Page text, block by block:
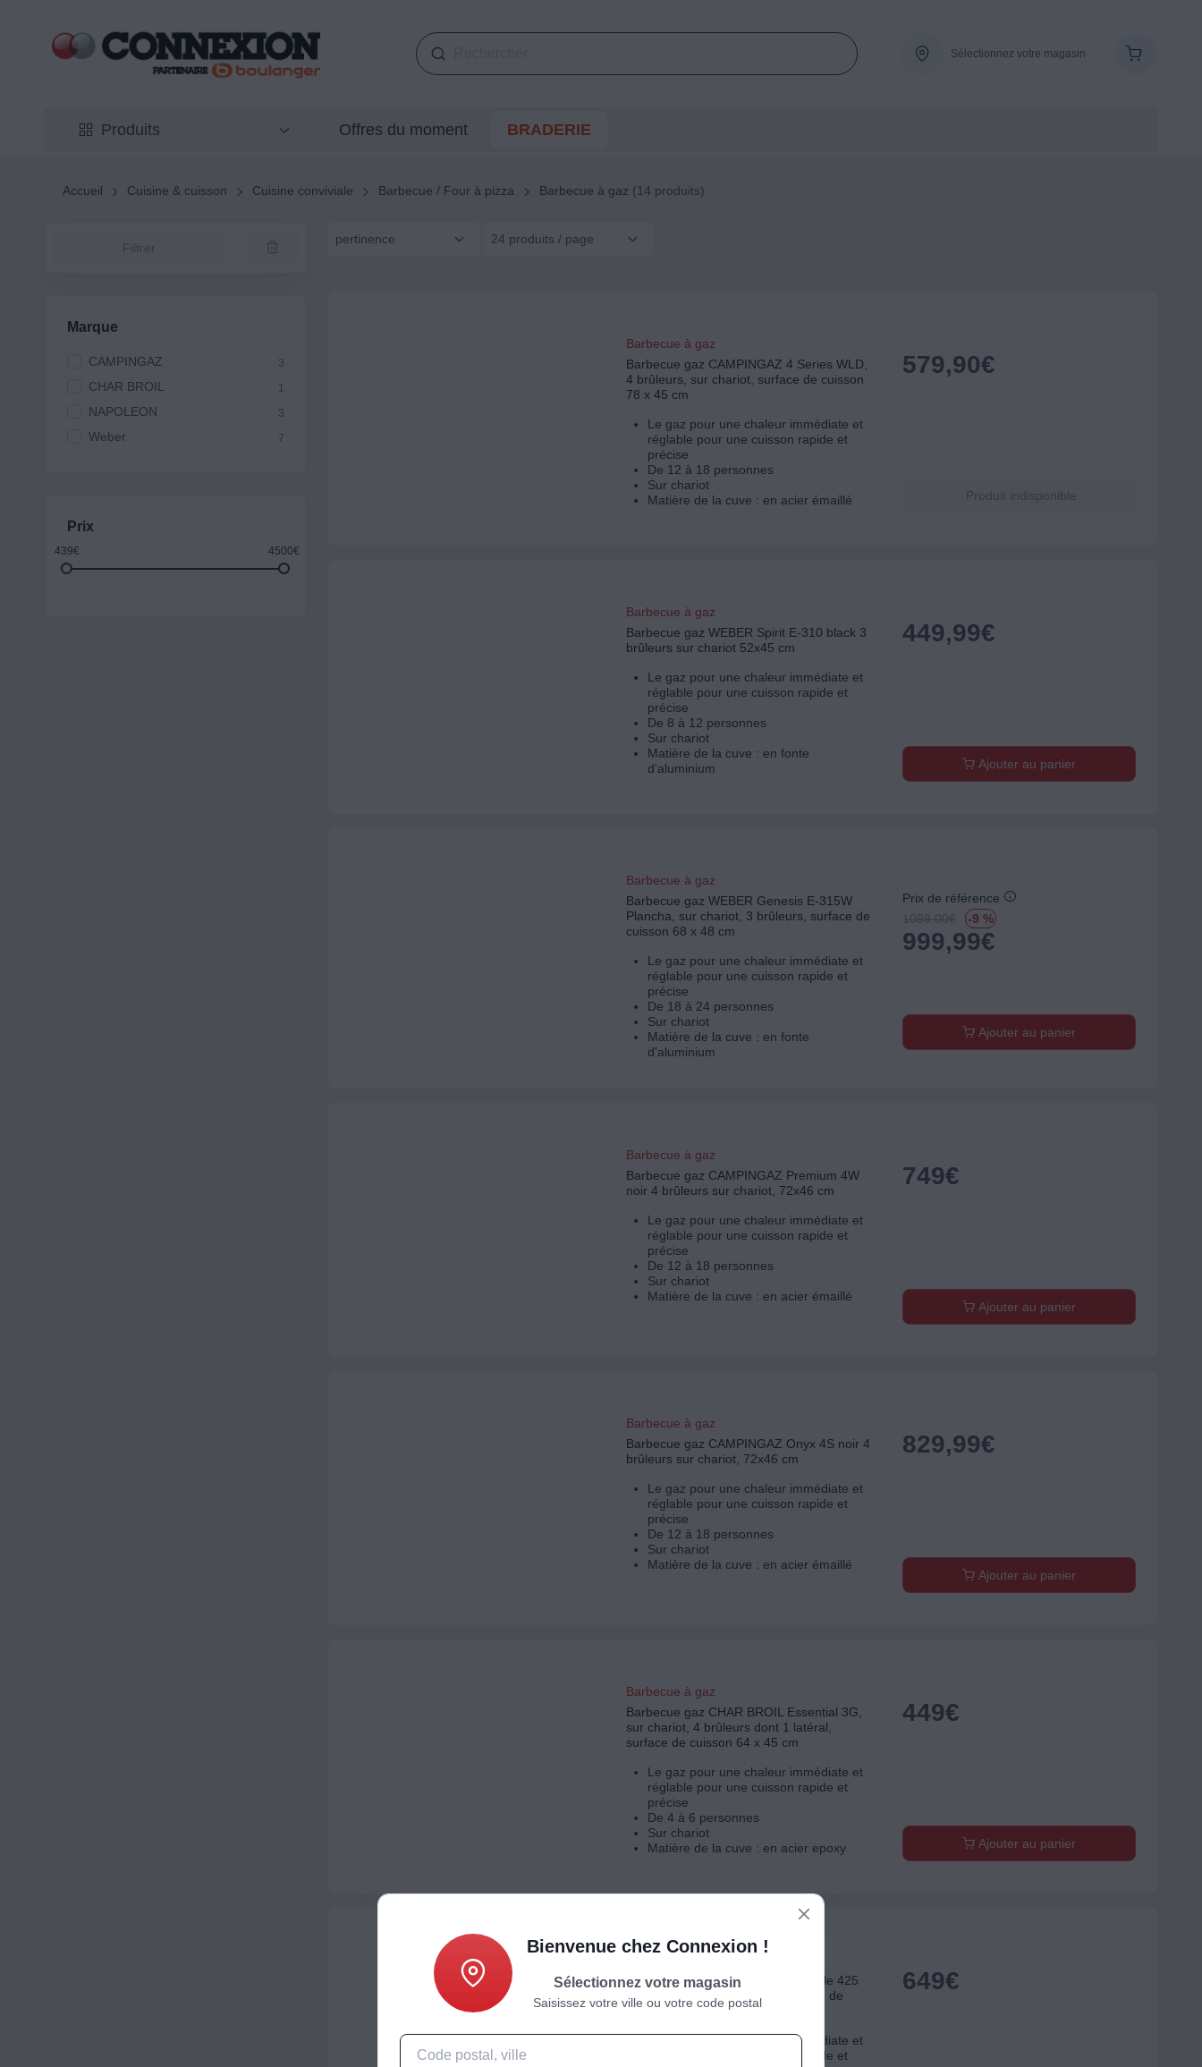
Sélectionnez votre magasin
Produits Offres du moment BRADERIE
Accueil Cuisine & cuisson Cuisine conviviale Barbecue / Four à pizza Barbecue à gaz (14 produits)
Filtrer
Marque
CAMPINGAZ 3
CHAR BROIL 1
NAPOLEON 3
Weber 7
Prix
439€ 4500€
pertinence 24 produits / page
Barbecue à gaz
Barbecue gaz CAMPINGAZ 4 Series WLD,
4 brûleurs, sur chariot, surface de cuisson
78 x 45 cm
Le gaz pour une chaleur immédiate et
réglable pour une cuisson rapide et
précise
De 12 à 18 personnes
Sur chariot
Matière de la cuve : en acier émaillé
579,90€
Produit indisponible
Barbecue à gaz
Barbecue gaz WEBER Spirit E-310 black 3
brûleurs sur chariot 52x45 cm
Le gaz pour une chaleur immédiate et
réglable pour une cuisson rapide et
précise
De 8 à 12 personnes
Sur chariot
Matière de la cuve : en fonte
d'aluminium
449,99€
Ajouter au panier
Barbecue à gaz
Barbecue gaz WEBER Genesis E-315W
Plancha, sur chariot, 3 brûleurs, surface de
cuisson 68 x 48 cm
Le gaz pour une chaleur immédiate et
réglable pour une cuisson rapide et
précise
De 18 à 24 personnes
Sur chariot
Matière de la cuve : en fonte
d'aluminium
Prix de référence
1099.00€ -9 %
999,99€
Ajouter au panier
Barbecue à gaz
Barbecue gaz CAMPINGAZ Premium 4W
noir 4 brûleurs sur chariot, 72x46 cm
Le gaz pour une chaleur immédiate et
réglable pour une cuisson rapide et
précise
De 12 à 18 personnes
Sur chariot
Matière de la cuve : en acier émaillé
749€
Ajouter au panier
Barbecue à gaz
Barbecue gaz CAMPINGAZ Onyx 4S noir 4
brûleurs sur chariot, 72x46 cm
Le gaz pour une chaleur immédiate et
réglable pour une cuisson rapide et
précise
De 12 à 18 personnes
Sur chariot
Matière de la cuve : en acier émaillé
829,99€
Ajouter au panier
Barbecue à gaz
Barbecue gaz CHAR BROIL Essential 3G,
sur chariot, 4 brûleurs dont 1 latéral,
surface de cuisson 64 x 45 cm
Le gaz pour une chaleur immédiate et
réglable pour une cuisson rapide et
précise
De 4 à 6 personnes
Sur chariot
Matière de la cuve : en acier epoxy
449€
Ajouter au panier
Barbecue gaz NAPOLEON Freestyle 425
Noir, sur chariot,4 brûleurs, surface de
cuisson 60 x 45 cm
Le gaz pour une chaleur immédiate et
réglable pour une cuisson rapide et
649€
Bienvenue chez Connexion !
Sélectionnez votre magasin
Saisissez votre ville ou votre code postal